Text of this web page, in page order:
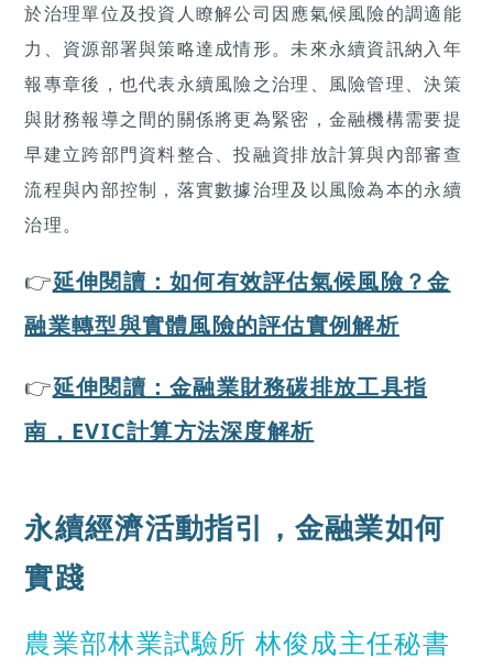
於治理單位及投資人瞭解公司因應氣候風險的調適能
力、資源部署與策略達成情形。未來永續資訊納入年
報專章後，也代表永續風險之治理、風險管理、決策
與財務報導之間的關係將更為緊密，金融機構需要提
早建立跨部門資料整合、投融資排放計算與內部審查
流程與內部控制，落實數據治理及以風險為本的永續
治理。
👉延伸閱讀：如何有效評估氣候風險？金
融業轉型與實體風險的評估實例解析
👉延伸閱讀：金融業財務碳排放工具指
南，EVIC計算方法深度解析
永續經濟活動指引，金融業如何
實踐
農業部林業試驗所 林俊成主任秘書